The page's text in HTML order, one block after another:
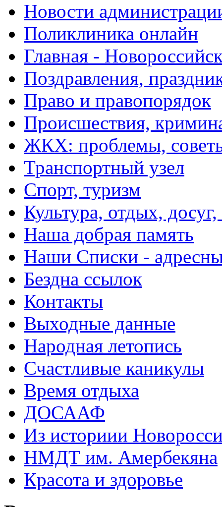
Новости
Поликлиника онлайн
Главная -
Поздравления,
Право и правопорядок
Происшествия,
ЖКХ: проблемы,
Транспортный узел
Спорт, туризм
Культура, отдых,
Наша добрая память
Наши Списки -
Бездна ссылок
Контакты
Выходные данные
Народная летопись
Счастливые каникулы
Время отдыха
ДОСААФ
Из историии
НМДТ им. Амербекяна
Красота и здоровье